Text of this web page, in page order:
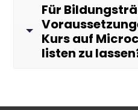
Für
Kurs auf
listen zu